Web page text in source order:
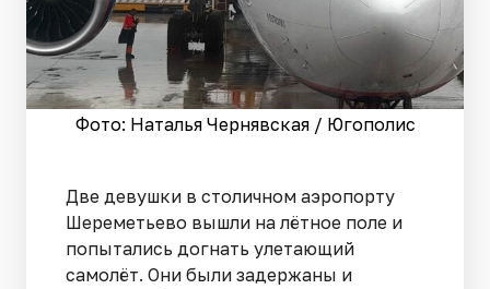
Фото: Наталья Чернявская / Югополис
Две девушки в столичном аэропорту
Шереметьево вышли на лётное поле и
попытались догнать улетающий
самолёт. Они были задержаны и